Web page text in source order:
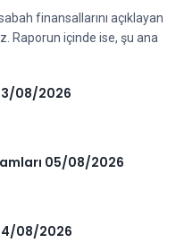
finansallarını açıklayan
Raporun içinde ise, şu ana
08/2026
05/08/2026
08/2026